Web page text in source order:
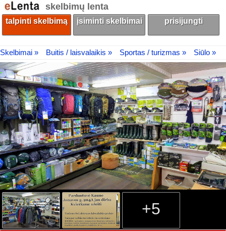
skelbimų lenta
talpinti skelbimą įsiminti skelbimai prisijungti
Skelbimai » Buitis / laisvalaikis » Sportas / turizmas » Siūlo »
+5